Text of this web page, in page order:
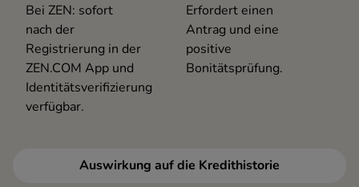
Bei ZEN: sofort
nach der
Registrierung in der
ZEN.COM App und
Identitätsverifizierung
verfügbar.
Erfordert einen
Antrag und eine
positive
Bonitätsprüfung.
Auswirkung auf die Kredithistorie